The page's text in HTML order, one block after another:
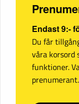
Endast 9:-
Du får
våra korsord
funktioner.
prenumerant.